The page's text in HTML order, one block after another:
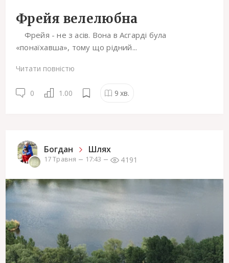
Фрейя велелюбна
Фрейя - не з асів. Вона в Асгарді була
«понаїхавша», тому що рідний...
Читати повністю
0 1.00 9 хв.
Богдан Шлях
17 Травня 17:43 4191